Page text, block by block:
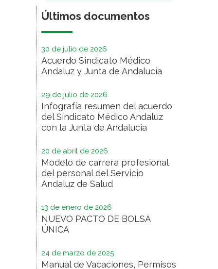
Últimos documentos
30 de julio de 2026
Acuerdo Sindicato Médico
Andaluz y Junta de Andalucía
29 de julio de 2026
Infografía resumen del acuerdo
del Sindicato Médico Andaluz
con la Junta de Andalucia
20 de abril de 2026
Modelo de carrera profesional
del personal del Servicio
Andaluz de Salud
13 de enero de 2026
NUEVO PACTO DE BOLSA
ÚNICA
24 de marzo de 2025
Manual de Vacaciones, Permisos